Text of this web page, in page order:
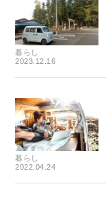
暮らし
2023.12.16
暮らし
2022.04.24